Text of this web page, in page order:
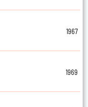
1967
1969